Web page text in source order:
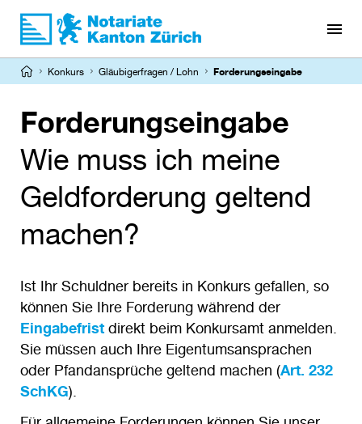
Direkt
zum
Pfadnavigation
Konkurs Gläubigerfragen / Lohn Forderungseingabe
Forderungseingabe
Wie muss ich meine
Geldforderung geltend
machen?
Ist Ihr Schuldner bereits in Konkurs gefallen, so
können Sie Ihre Forderung während der
Eingabefrist direkt beim Konkursamt anmelden.
Sie müssen auch Ihre Eigentumsansprachen
oder Pfandansprüche geltend machen (Art. 232
SchKG).